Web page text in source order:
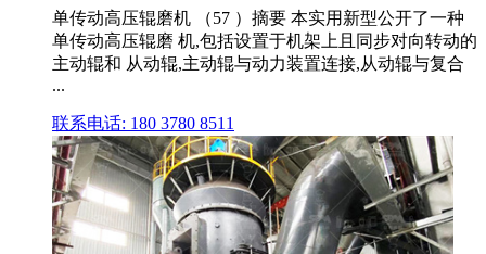
单传动高压辊磨机 （57 ）摘要 本实用新型公开了一种
单传动高压辊磨 机,包括设置于机架上且同步对向转动的
主动辊和 从动辊,主动辊与动力装置连接,从动辊与复合
...
联系电话: 180 3780 8511